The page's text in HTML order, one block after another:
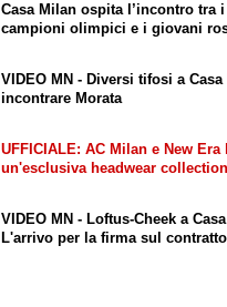
Casa Milan ospita l’incontro tra i
campioni olimpici e i giovani
VIDEO MN - Diversi tifosi a
incontrare Morata
UFFICIALE: AC Milan e New Era
un'esclusiva headwear collection
VIDEO MN - Loftus-Cheek a
L'arrivo per la firma sul contratto